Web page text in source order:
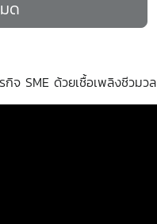
ด
กิจ SME ด้วยเชื้อเพลิงชีวมวล